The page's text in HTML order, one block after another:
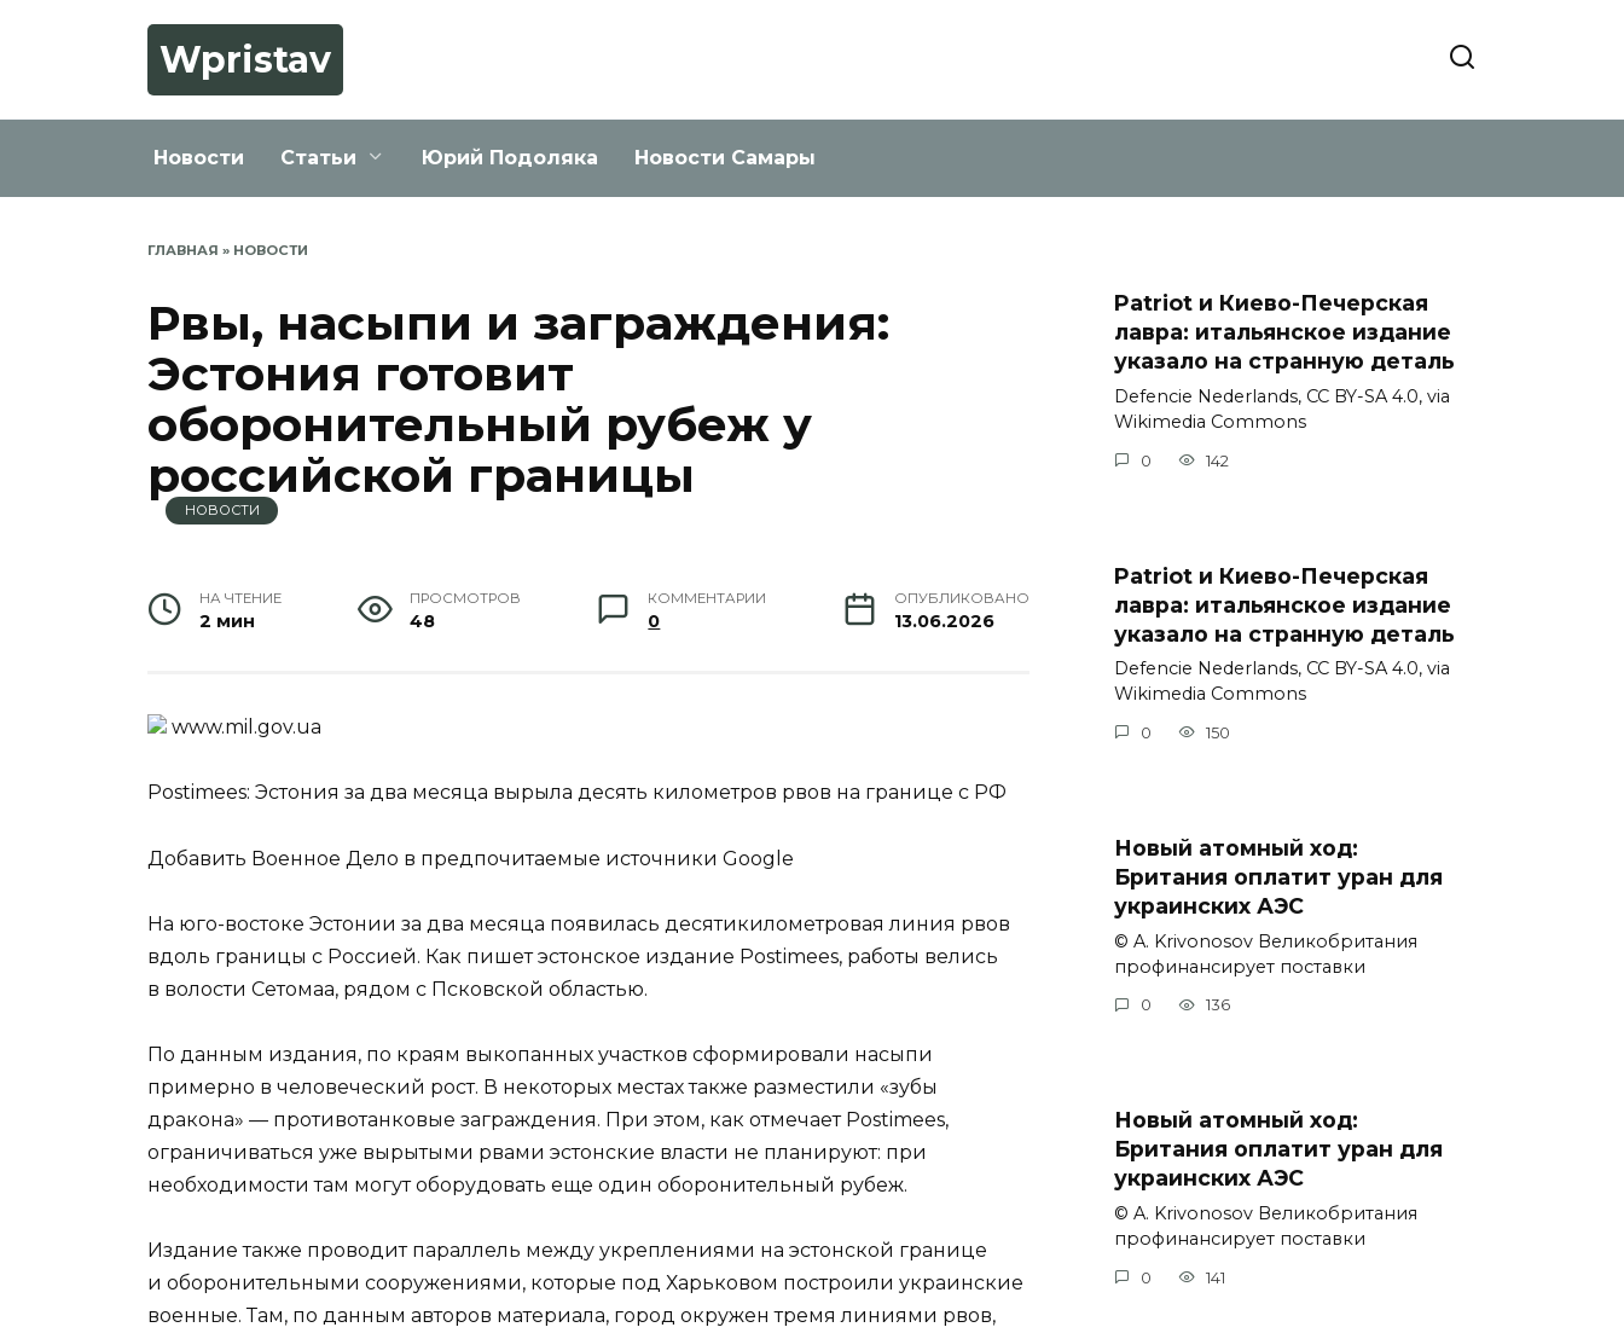
Wpristav
Новости Статьи Юрий Подоляка Новости Самары
ГЛАВНАЯ » НОВОСТИ
Рвы, насыпи и заграждения:
Эстония готовит
оборонительный рубеж у
российской границы
НОВОСТИ
НА ЧТЕНИЕ
2 мин
ПРОСМОТРОВ
48
КОММЕНТАРИИ
0
ОПУБЛИКОВАНО
13.06.2026
www.mil.gоv.uа
Postimees: Эстония за два месяца вырыла десять километров рвов на границе с РФ
Добавить Военное Дело в предпочитаемые источники Google
На юго-востоке Эстонии за два месяца появилась десятикилометровая линия рвов
вдоль границы с Россией. Как пишет эстонское издание Postimees, работы велись
в волости Сетомаа, рядом с Псковской областью.
По данным издания, по краям выкопанных участков сформировали насыпи
примерно в человеческий рост. В некоторых местах также разместили «зубы
дракона» — противотанковые заграждения. При этом, как отмечает Postimees,
ограничиваться уже вырытыми рвами эстонские власти не планируют: при
необходимости там могут оборудовать еще один оборонительный рубеж.
Издание также проводит параллель между укреплениями на эстонской границе
и оборонительными сооружениями, которые под Харьковом построили украинские
военные. Там, по данным авторов материала, город окружен тремя линиями рвов,
Patriot и Киево-Печерская
лавра: итальянское издание
указало на странную деталь
Defencie Nederlands, CC BY-SA 4.0, via
Wikimedia Commons
0 142
Patriot и Киево-Печерская
лавра: итальянское издание
указало на странную деталь
Defencie Nederlands, CC BY-SA 4.0, via
Wikimedia Commons
0 150
Новый атомный ход:
Британия оплатит уран для
украинских АЭС
© A. Krivonosov Великобритания
профинансирует поставки
0 136
Новый атомный ход:
Британия оплатит уран для
украинских АЭС
© A. Krivonosov Великобритания
профинансирует поставки
0 141